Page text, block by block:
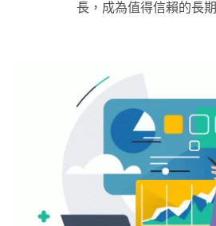
長，成為值得信賴的長